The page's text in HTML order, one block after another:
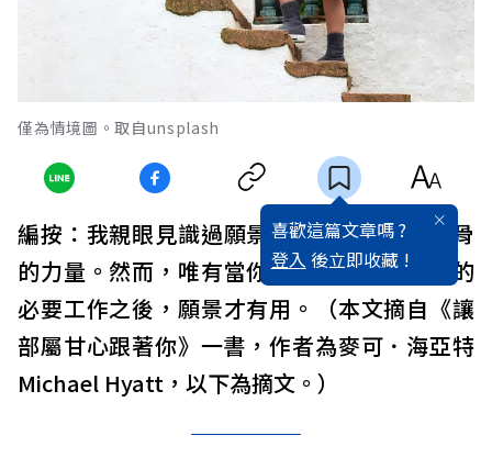
僅為情境圖。取自unsplash
喜歡這篇文章嗎 ?
登入 後立即收藏 !
編按：我親眼見識過願景蘊藏著讓人脫胎換骨
的力量。然而，唯有當你願意去做建構願景的
必要工作之後，願景才有用。（本文摘自《讓
部屬甘心跟著你》一書，作者為麥可．海亞特
Michael Hyatt，以下為摘文。）